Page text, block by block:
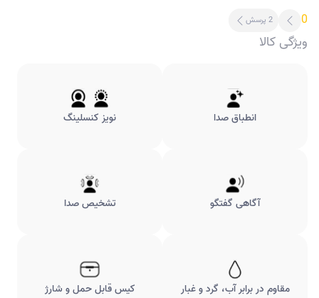
0 2 پرسش
ویژگی کالا
انطباق صدا نویز کنسلینگ
آگاهی گفتگو تشخیص صدا
مقاوم در برابر آب، گرد و غبار کیس قابل حمل و شارژ